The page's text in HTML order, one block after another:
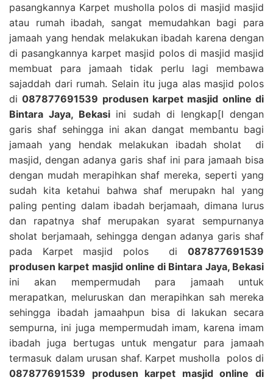
pasangkannya Karpet musholla polos di masjid masjid
atau rumah ibadah, sangat memudahkan bagi para
jamaah yang hendak melakukan ibadah karena dengan
di pasangkannya karpet masjid polos di masjid masjid
membuat para jamaah tidak perlu lagi membawa
sajaddah dari rumah. Selain itu juga alas masjid polos
di087877691539 produsen karpet masjid online di
Bintara Jaya, Bekasi ini sudah di lengkap[I dengan
garis shaf sehingga ini akan dangat membantu bagi
jamaah yang hendak melakukan ibadah sholat di
masjid, dengan adanya garis shaf ini para jamaah bisa
dengan mudah merapihkan shaf mereka, seperti yang
sudah kita ketahui bahwa shaf merupakn hal yang
paling penting dalam ibadah berjamaah, dimana lurus
dan rapatnya shaf merupakan syarat sempurnanya
sholat berjamaah, sehingga dengan adanya garis shaf
pada Karpet masjid polos di 087877691539
produsen karpet masjid online di Bintara Jaya, Bekasi
ini akan mempermudah para jamaah untuk
merapatkan, meluruskan dan merapihkan sah mereka
sehingga ibadah jamaahpun bisa di lakukan secara
sempurna, ini juga mempermudah imam, karena imam
ibadah juga bertugas untuk mengatur para jamaah
termasuk dalam urusan shaf. Karpet musholla polos di
087877691539 produsen karpet masjid online di